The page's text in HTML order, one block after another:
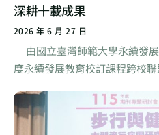
深耕十載成果
2026 年 6 月 27 日
由國立臺灣師範大學永續發
度永續發展教育校訂課程跨校